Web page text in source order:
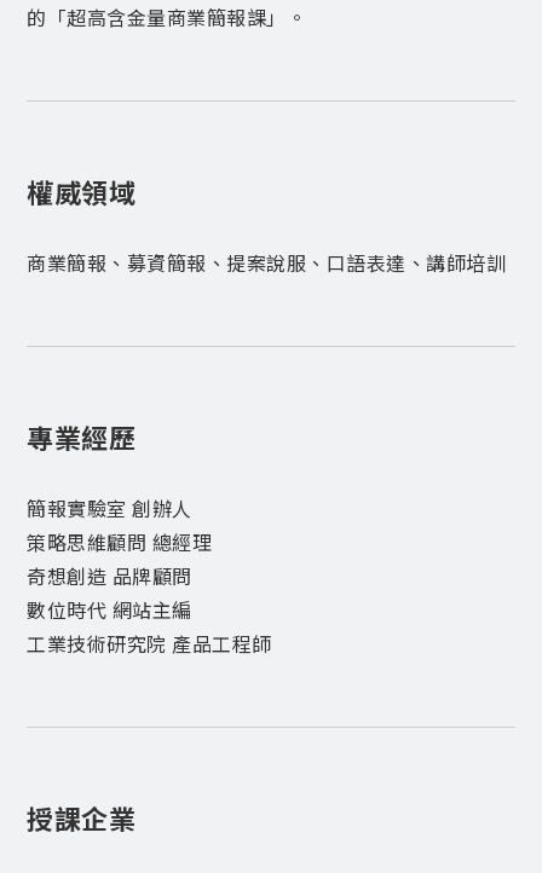
的「超高含金量商業簡報課」。
權威領域
商業簡報、募資簡報、提案說服、口語表達、講師培訓
專業經歷
簡報實驗室 創辦人
策略思維顧問 總經理
奇想創造 品牌顧問
數位時代 網站主編
工業技術研究院 產品工程師
授課企業